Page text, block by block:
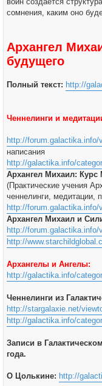
сомнения, каким оно
Архангел
будущего
Полный текст: http://
Ченнелинги и
http://forum.galactika.info/
написания
http://galactika.info/
Архангел Михаил: Курс
(Практические учения
ченнелинги, медитации,
http://
Архангел Михаил и
http://
http://
Архангелы и Ангелы:
http://galactika.info/
Ченнелинги из
http://stargalaxie.net/
http://galactika.info/
Записи в
года.
О Цолькине: http://